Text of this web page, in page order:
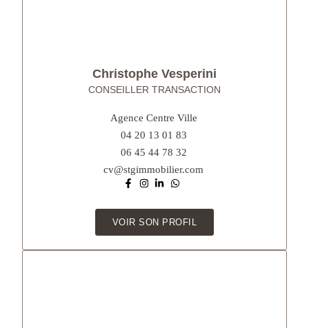
Christophe Vesperini
CONSEILLER TRANSACTION
Agence Centre Ville
04 20 13 01 83
06 45 44 78 32
cv@stgimmobilier.com
VOIR SON PROFIL